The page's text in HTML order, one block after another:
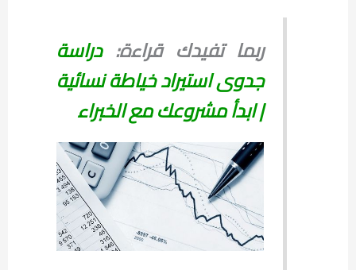
ربما تفيدك قراءة:دراسة
جدوى استيراد خياطة نسائية
| ابدأ مشروعك مع الخبراء